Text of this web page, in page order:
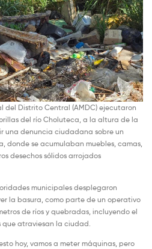
del Distrito Central (AMDC) ejecutaron
del río Choluteca, a la altura de la
una denuncia ciudadana sobre un
donde se acumulaban muebles, camas,
desechos sólidos arrojados
municipales desplegaron
la basura, como parte de un operativo
de ríos y quebradas, incluyendo el
que atraviesan la ciudad.
hoy, vamos a meter máquinas, pero